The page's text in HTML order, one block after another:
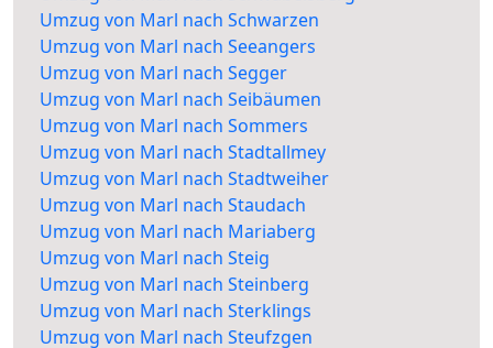
Umzug von Marl nach Schwarzen
Umzug von Marl nach Seeangers
Umzug von Marl nach Segger
Umzug von Marl nach Seibäumen
Umzug von Marl nach Sommers
Umzug von Marl nach Stadtallmey
Umzug von Marl nach Stadtweiher
Umzug von Marl nach Staudach
Umzug von Marl nach Mariaberg
Umzug von Marl nach Steig
Umzug von Marl nach Steinberg
Umzug von Marl nach Sterklings
Umzug von Marl nach Steufzgen